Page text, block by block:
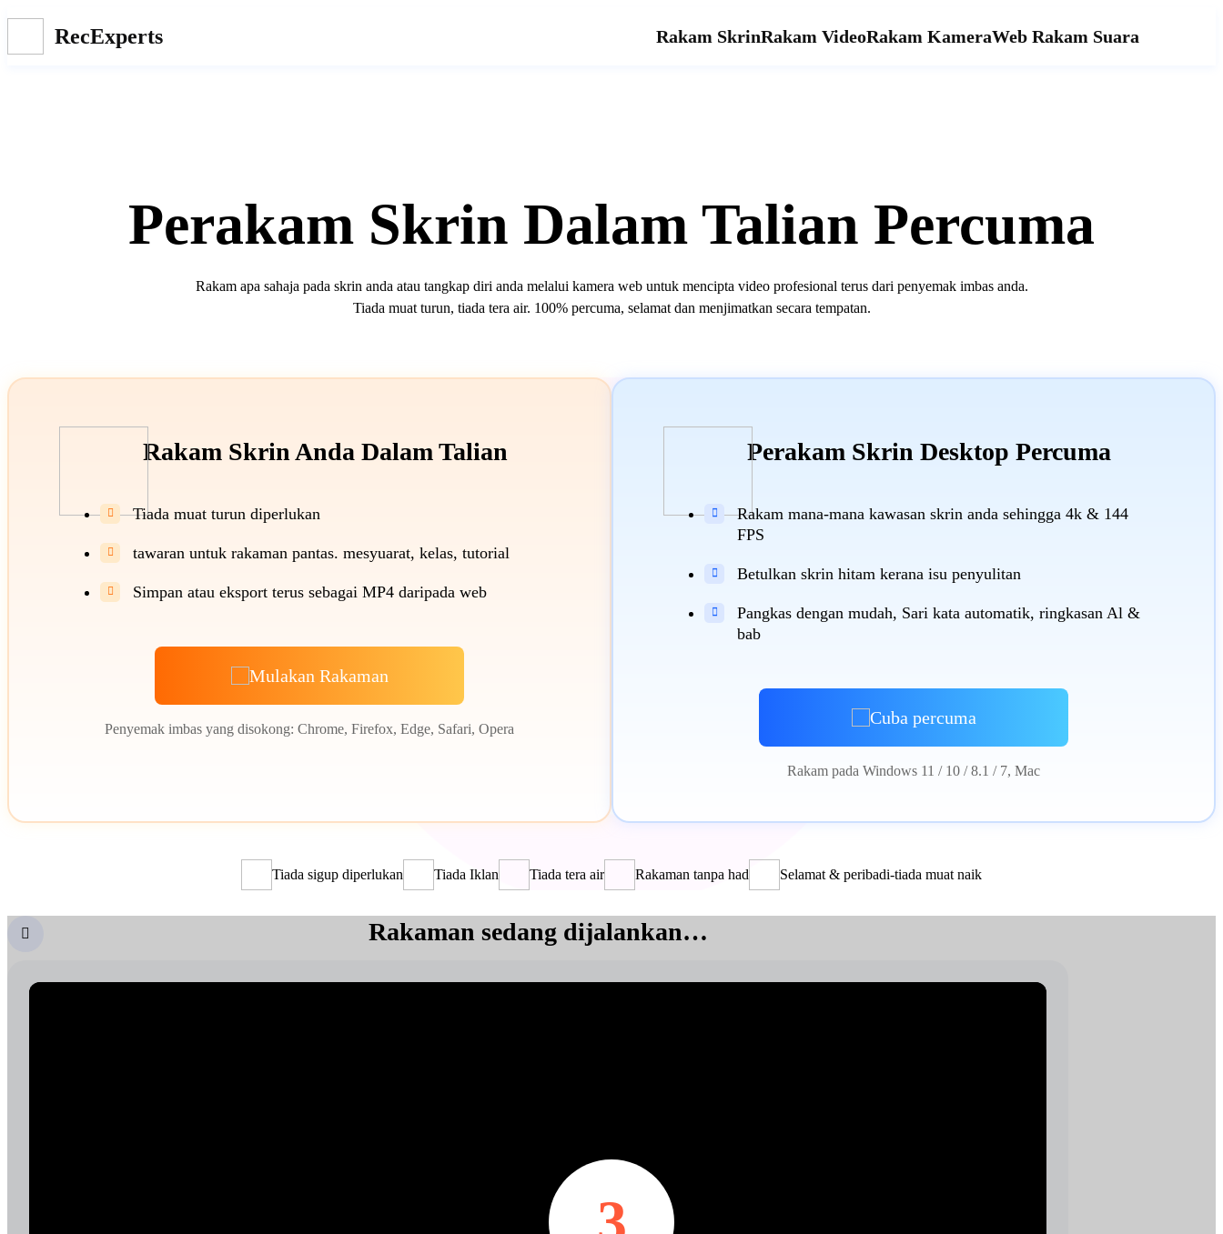
RecExperts Rakam SkrinRakam VideoRakam KameraWeb Rakam Suara
Perakam Skrin Dalam Talian Percuma
Rakam apa sahaja pada skrin anda atau tangkap diri anda melalui kamera web untuk mencipta video profesional terus dari penyemak imbas anda.
Tiada muat turun, tiada tera air. 100% percuma, selamat dan menjimatkan secara tempatan.
Rakam Skrin Anda Dalam Talian
 Tiada muat turun diperlukan
 tawaran untuk rakaman pantas. mesyuarat, kelas, tutorial
 Simpan atau eksport terus sebagai MP4 daripada web
Mulakan Rakaman
Penyemak imbas yang disokong: Chrome, Firefox, Edge, Safari, Opera
Perakam Skrin Desktop Percuma

Rakam mana-mana kawasan skrin anda sehingga 4k & 144
FPS
 Betulkan skrin hitam kerana isu penyulitan

Pangkas dengan mudah, Sari kata automatik, ringkasan Al &
bab
Cuba percuma
Rakam pada Windows 11 / 10 / 8.1 / 7, Mac
Tiada sigup diperlukan Tiada Iklan Tiada tera air Rakaman tanpa had Selamat & peribadi-tiada muat naik
 Rakaman sedang dijalankan…